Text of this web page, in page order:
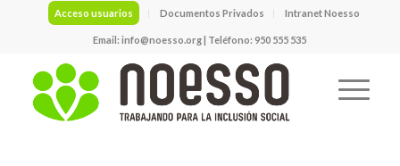
Acceso usuarios Documentos Privados Intranet Noesso
Email:info@noesso.org| Teléfono: 950 555 535